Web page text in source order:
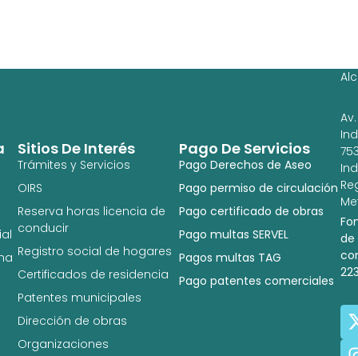
Pago De Servicios
Pago Derechos de Aseo
Pago permiso de circulación
Pago certificado de obras
Pago multas SERVEL
Pagos multas TAG
Pago patentes comerciales
Sitios De Interés
Trámites y Servicios
OIRS
Reserva horas licencia de
conducir
Registro social de hogares
Certificados de residencia
Patentes municipales
Dirección de obras
Organizaciones
Av.
de